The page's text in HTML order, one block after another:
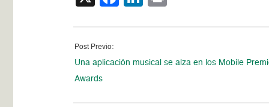
Post Previo:
Una aplicación musical se alza en los Mobile
Awards